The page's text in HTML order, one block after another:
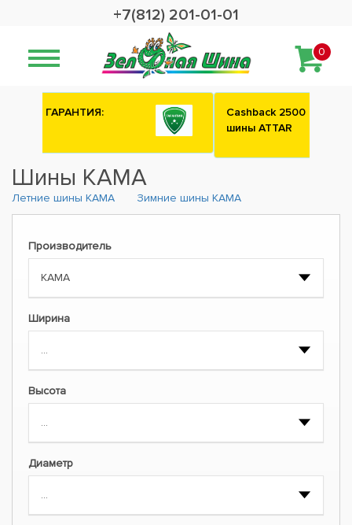
+7(812) 201-01-01
0
Сashback 2500 рублей на зимние
Шины KAMA
Летние шины KAMA Зимние шины KAMA
Производитель
Ширина
Высота
Диаметр